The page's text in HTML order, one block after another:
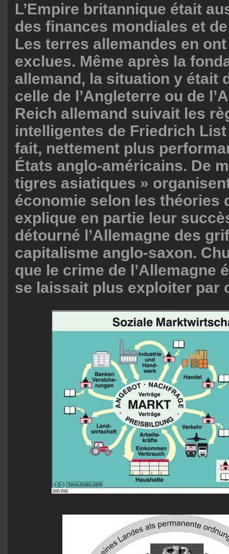
L’Empire britannique était
des finances mondiales et
Les terres allemandes en
exclues. Même après la
allemand, la situation y était
celle de l’Angleterre ou de
Reich allemand suivait les
intelligentes de Friedrich
fait, nettement plus
États anglo-américains. De
tigres asiatiques »
économie selon les théories
explique en partie leur
détourné l’Allemagne des
capitalisme anglo-saxon.
que le crime de l’Allemagne
se laissait plus exploiter par